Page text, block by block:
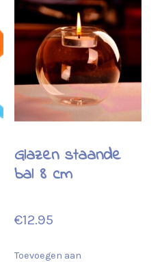
Glazen staande
bal 8 cm
€12.95
Toevoegen aan